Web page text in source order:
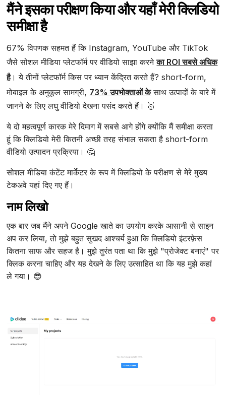
मैंने इसका परीक्षण किया और यहाँ मेरी क्लिडियो
समीक्षा है
67% विपणक सहमत हैं कि Instagram, YouTube और TikTok
जैसे सोशल मीडिया प्लेटफॉर्म पर वीडियो साझा करनेका ROI सबसे अधिक
है। ये तीनों प्लेटफॉर्म किस पर ध्यान केंद्रित करते हैं? short-form,
मोबाइल के अनुकूल सामग्री, 73% उपभोक्ताओं केसाथ उत्पादों के बारे में
जानने के लिए लघु वीडियो देखना पसंद करते हैं। 🥇
ये दो महत्वपूर्ण कारक मेरे दिमाग में सबसे आगे होंगे क्योंकि मैं समीक्षा करता
हूं कि क्लिडियो मेरी कितनी अच्छी तरह संभाल सकता है short-form
वीडियो उत्पादन प्रक्रिया। 🤔
सोशल मीडिया कंटेंट मार्केटर के रूप में क्लिडियो के परीक्षण से मेरे मुख्य
टेकअवे यहां दिए गए हैं।
नाम लिखो
एक बार जब मैंने अपने Google खाते का उपयोग करके आसानी से साइन
अप कर लिया, तो मुझे बहुत सुखद आश्चर्य हुआ कि क्लिडियो इंटरफ़ेस
कितना साफ और सहज है। मुझे तुरंत पता था कि मुझे "प्रोजेक्ट बनाएं" पर
क्लिक करना चाहिए और यह देखने के लिए उत्साहित था कि यह मुझे कहां
ले गया। 😎